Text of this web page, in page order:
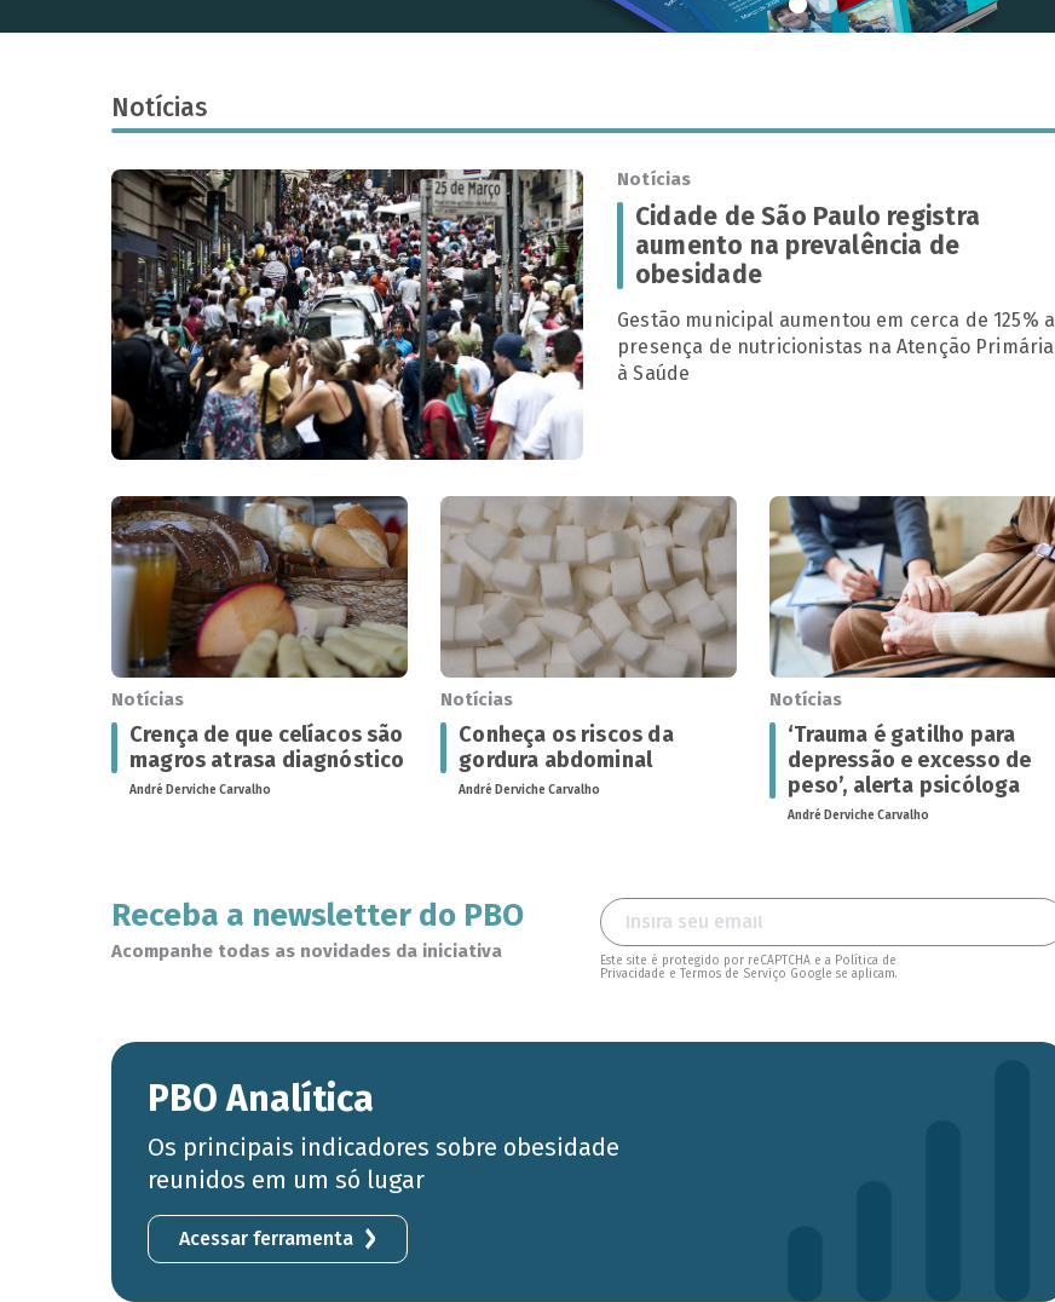
Notícias
Notícias
Cidade de São Paulo registra
aumento na prevalência de
obesidade
Gestão municipal aumentou em cerca de 125% a
presença de nutricionistas na Atenção Primária
à Saúde
Notícias
Crença de que celíacos são
magros atrasa diagnóstico
André Derviche Carvalho
Notícias
Conheça os riscos da
gordura abdominal
André Derviche Carvalho
Notícias
‘Trauma é gatilho para
depressão e excesso de
peso’, alerta psicóloga
André Derviche Carvalho
Receba a newsletter do PBO
Acompanhe todas as novidades da iniciativa
Este site é protegido por reCAPTCHA e a Política de
Privacidade e Termos de Serviço Google se aplicam.
PBO Analítica
Os principais indicadores sobre obesidade
reunidos em um só lugar
Acessar ferramenta